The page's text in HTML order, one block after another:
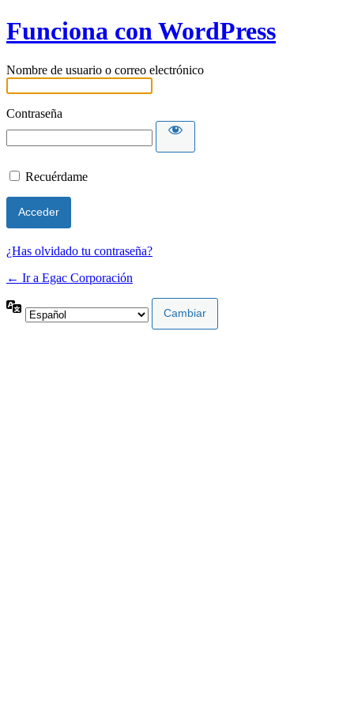
Funciona con WordPress
Nombre de usuario o correo electrónico
Contraseña
Recuérdame
¿Has olvidado tu contraseña?
← Ir a Egac Corporación